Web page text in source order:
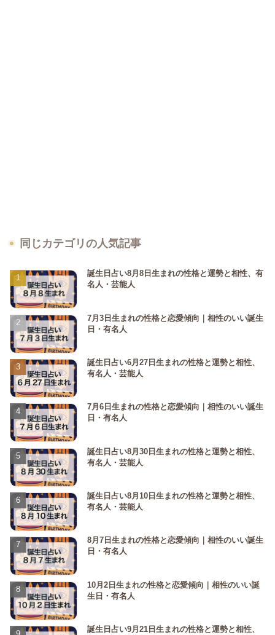
同じカテゴリの人気記事
誕生日占い8月8日生まれの性格と運勢と相性、有
名人・芸能人
7月3日生まれの性格と恋愛傾向｜相性のいい誕生
日・有名人
誕生日占い6月27日生まれの性格と運勢と相性、
有名人・芸能人
7月6日生まれの性格と恋愛傾向｜相性のいい誕生
日・有名人
誕生日占い8月30日生まれの性格と運勢と相性、
有名人・芸能人
誕生日占い8月10日生まれの性格と運勢と相性、
有名人・芸能人
8月7日生まれの性格と恋愛傾向｜相性のいい誕生
日・有名人
10月2日生まれの性格と恋愛傾向｜相性のいい誕
生日・有名人
誕生日占い9月21日生まれの性格と運勢と相性、